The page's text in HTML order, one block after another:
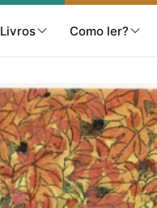
Livros Como ler?